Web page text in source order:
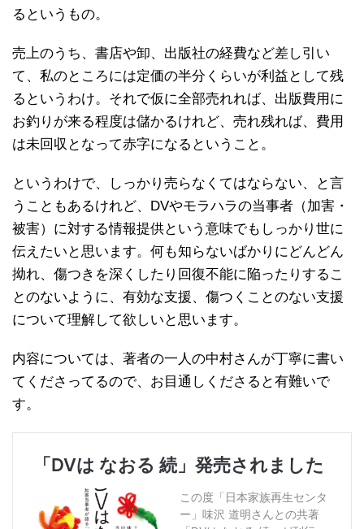
るというもの。
売上のうち、書店や卸、出版社の経費など差し引い
て、私のところには定価の半分くらいが利益として残
るというわけ。それで仮に全部売れれば、出版費用に
お釣りが来る程度は儲かるけれど、売れ残れば、費用
は未回収となって赤字になるということ。
というわけで、しっかり売らなくてはならない、と言
うこともあるけれど、DVやモラハラの当事者（加害・
被害）に対する情報提供という意味でもしっかり世に
伝えたいと思います。何も知らないばかりにどんどん
拗れ、傷つきを深くしたり回復不能に陥ったりするこ
とのないように、有効な支援、傷つくことのない支援
について理解して欲しいと思います。
内容については、著者の一人の中村さんが丁寧に書い
てくださってるので、お目通しくださると有難いで
す。